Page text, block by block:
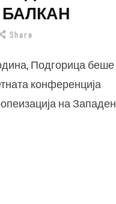
Share
Подгорица беше
конференција
на Западен